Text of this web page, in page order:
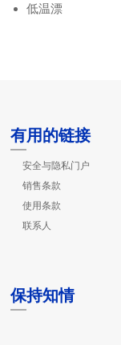
低温漂
有用的链接
安全与隐私门户
销售条款
使用条款
联系人
保持知情